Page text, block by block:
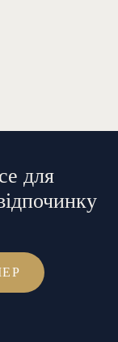
для